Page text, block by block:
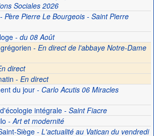
Sociales 2026
Père Pierre Le Bourgeois - Saint Pierre
- du 08 Août
- En direct de l'abbaye Notre-Dame
direct
- En direct
du jour- Carlo Acutis 06 Miracles
intégrale- Saint Fiacre
- Art et modernité
Siège- L'actualité au Vatican du vendredi